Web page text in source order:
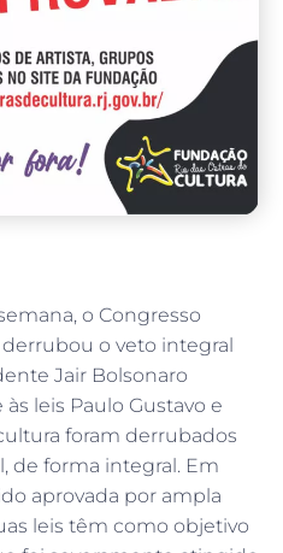
o Congresso
derrubou o veto integral
Jair Bolsonaro
leis Paulo Gustavo e
foram derrubados
de forma integral. Em
aprovada por ampla
leis têm como objetivo